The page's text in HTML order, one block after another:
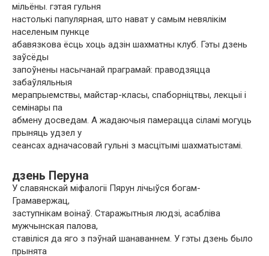
мільёны. гэтая гульня
настолькі папулярная, што нават у самым невялікім
населеным пункце
абавязкова ёсць хоць адзін шахматны клуб. Гэты дзень
заўсёды
запоўнены насычанай праграмай: праводзяцца
забаўляльныя
мерапрыемствы, майстар-класы, спаборніцтвы, лекцыі і
семінары па
абмену досведам. А жадаючыя памерацца сіламі могуць
прыняць удзел у
сеансах адначасовай гульні з масцітымі шахматыстамі.
дзень Перуна
У славянскай міфалогіі Пярун лічыўся богам-
Грамавержац,
заступнікам воінаў. Старажытныя людзі, асабліва
мужчынская палова,
ставіліся да яго з пэўнай шанаваннем. У гэты дзень было
прынята